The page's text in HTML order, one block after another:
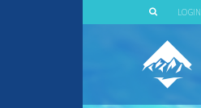
LOGIN